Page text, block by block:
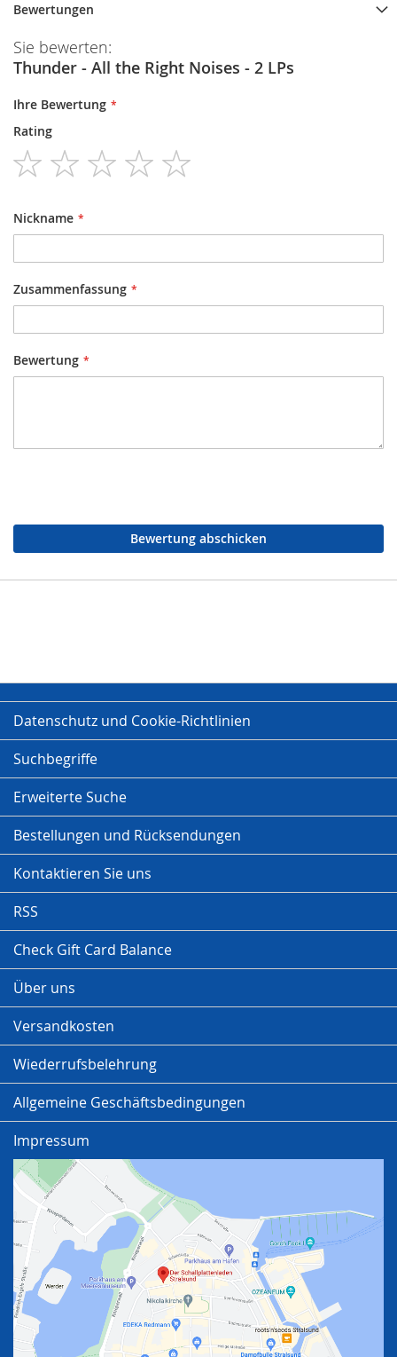
Bewertungen
Sie bewerten:
Thunder - All the Right Noises - 2 LPs
Ihre Bewertung
Rating
1
star
2
stars
3
stars
4
stars
Nickname
Zusammenfassung
Bewertung
Bewertung abschicken
Datenschutz und Cookie-Richtlinien
Suchbegriffe
Erweiterte Suche
Bestellungen und Rücksendungen
Kontaktieren Sie uns
RSS
Check Gift Card Balance
Über uns
Versandkosten
Wiederrufsbelehrung
Allgemeine Geschäftsbedingungen
Impressum